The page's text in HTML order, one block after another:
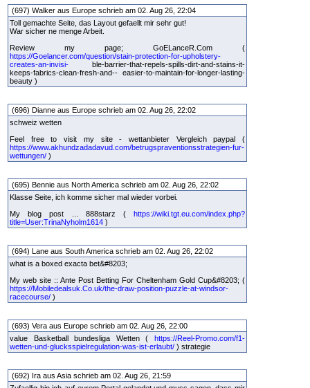
(697) Walker aus Europe schrieb am 02. Aug 26, 22:04
Toll gemachte Seite, das Layout gefaellt mir sehr gut!
War sicher ne menge Arbeit.
Review my page; GoELanceR.Com (
https://Goelancer.com/question/stain-protection-for-upholstery-
creates-an-invisi- ble-barrier-that-repels-spills-dirt-and-stains-it-
keeps-fabrics-clean-fresh-and-- easier-to-maintain-for-longer-lasting-
beauty )
(696) Dianne aus Europe schrieb am 02. Aug 26, 22:02
schweiz wetten
Feel free to visit my site - wettanbieter Vergleich paypal (
https://www.akhundzadadavud.com/betrugspraventionsstrategien-fur-
wettungen/ )
(695) Bennie aus North America schrieb am 02. Aug 26, 22:02
Klasse Seite, ich komme sicher mal wieder vorbei.
My blog post ... 888starz ( https://wiki.tgt.eu.com/index.php?
title=User:TrinaNyholm1614 )
(694) Lane aus South America schrieb am 02. Aug 26, 22:02
what is a boxed exacta bet&#8203;
My web site :: Ante Post Betting For Cheltenham Gold Cup&#8203; (
https://Mobiledealsuk.Co.uk/the-draw-position-puzzle-at-windsor-
racecourse/ )
(693) Vera aus Europe schrieb am 02. Aug 26, 22:00
value Basketball bundesliga Wetten ( https://Reel-Promo.com/f1-
wetten-und-glucksspielregulation-was-ist-erlaubt/ ) strategie
(692) Ira aus Asia schrieb am 02. Aug 26, 21:59